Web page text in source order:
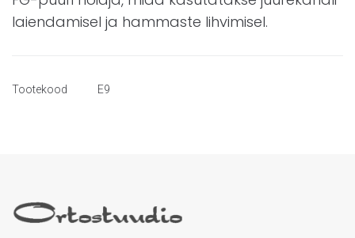
laiendamisel ja hammaste lihvimisel.
Tootekood E9